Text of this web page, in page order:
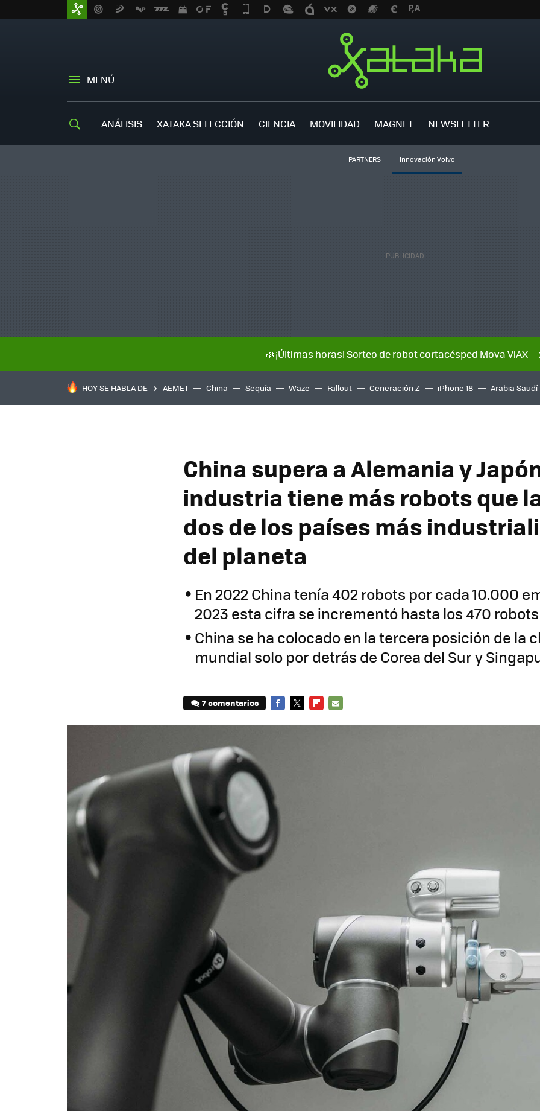
MENÚ
ANÁLISIS XATAKA SELECCIÓN CIENCIA MOVILIDAD MAGNET NEWSLETTER
PARTNERS Innovación Volvo
🌿¡Últimas horas! Sorteo de robot cortacésped Mova ViAX
HOY SE HABLA DE AEMET China Sequía Waze Fallout Generación Z iPhone 18 Arabia Saudí
China supera a Alemania y
industria tiene más robots que
dos de los países más
del planeta
En 2022 China tenía 402 robots por cada 10.000
2023 esta cifra se incrementó hasta los 470 robots
China se ha colocado en la tercera posición de la
mundial solo por detrás de Corea del Sur y
7 comentarios